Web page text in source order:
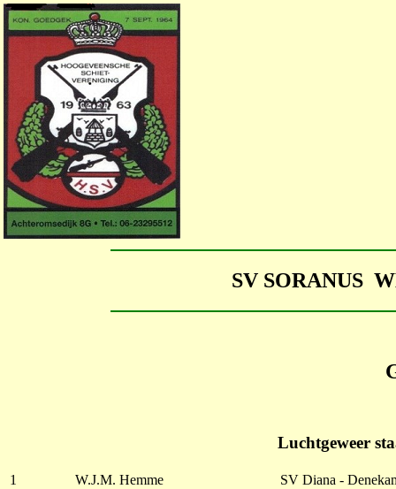
SV SORANUS
Luchtgeweer
1 W.J.M. Hemme
SV Diana -